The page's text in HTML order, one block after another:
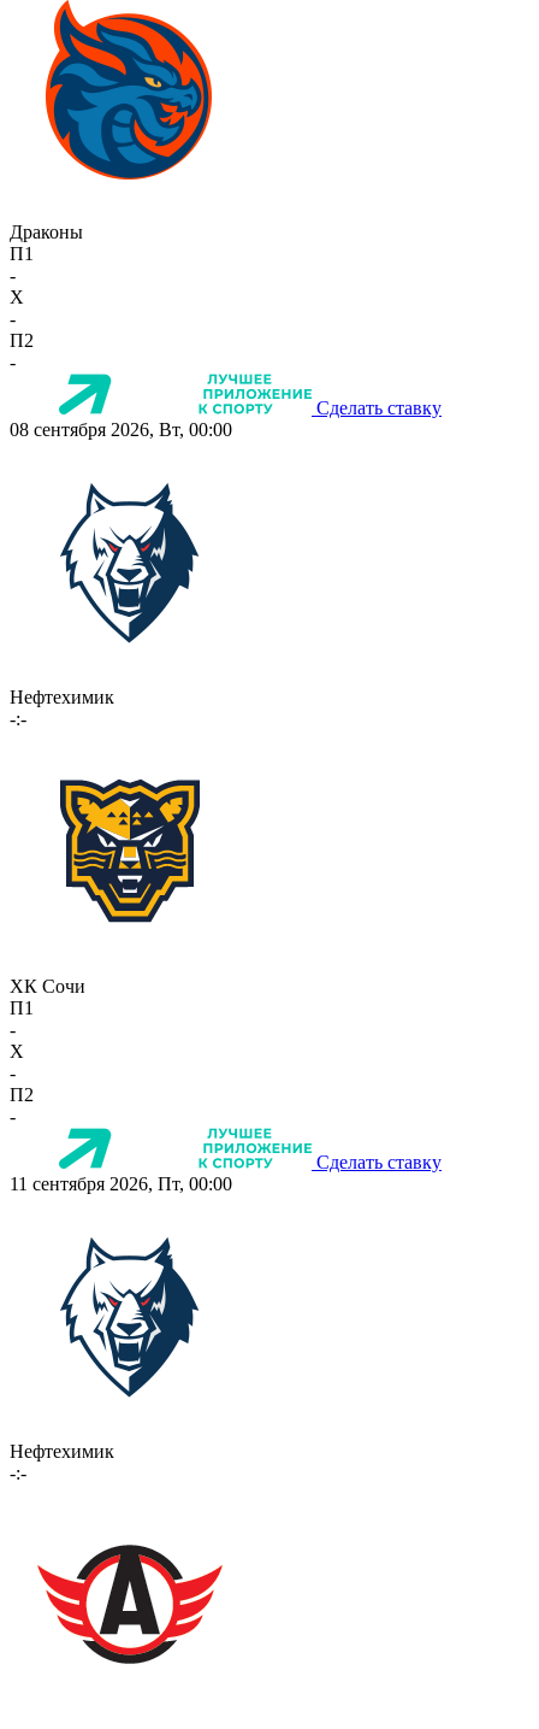
Драконы
П1
-
X
-
П2
-
Сделать ставку
08 сентября 2026, Вт, 00:00
Нефтехимик
-:-
ХК Сочи
П1
-
X
-
П2
-
Сделать ставку
11 сентября 2026, Пт, 00:00
Нефтехимик
-:-